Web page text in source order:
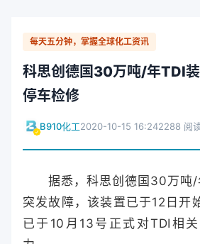
每天五分钟，掌握全球化工资讯
科思创德国30万吨/年TDI
停车检修
B910化工2020-10-15 16:242288 阅
据悉，科思创德国30万吨/
突发故障，该装置已于12日开
已于10月13号正式对TDI相